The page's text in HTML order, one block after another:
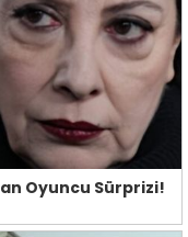
Oyuncu Sürprizi!